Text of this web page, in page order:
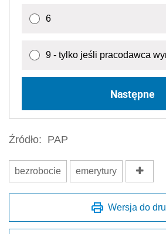
6
9 - tylko jeśli pracodawca
Następne
Źródło: PAP
bezrobocie emerytury
Wersja do